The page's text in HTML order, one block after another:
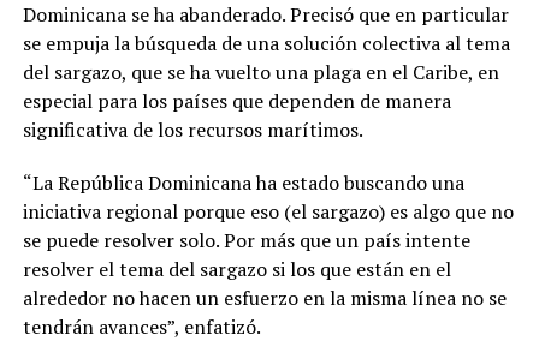
Dominicana se ha abanderado. Precisó que en particular
se empuja la búsqueda de una solución colectiva al tema
del sargazo, que se ha vuelto una plaga en el Caribe, en
especial para los países que dependen de manera
significativa de los recursos marítimos.
“La República Dominicana ha estado buscando una
iniciativa regional porque eso (el sargazo) es algo que no
se puede resolver solo. Por más que un país intente
resolver el tema del sargazo si los que están en el
alrededor no hacen un esfuerzo en la misma línea no se
tendrán avances”, enfatizó.